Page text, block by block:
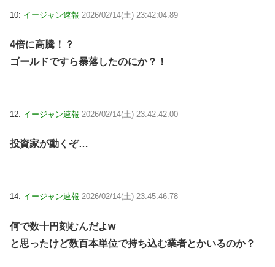
10: イージャン速報 2026/02/14(土) 23:42:04.89
4倍に高騰！？
ゴールドですら暴落したのにか？！
12: イージャン速報 2026/02/14(土) 23:42:42.00
投資家が動くぞ…
14: イージャン速報 2026/02/14(土) 23:45:46.78
何で数十円刻むんだよw
と思ったけど数百本単位で持ち込む業者とかいるのか？